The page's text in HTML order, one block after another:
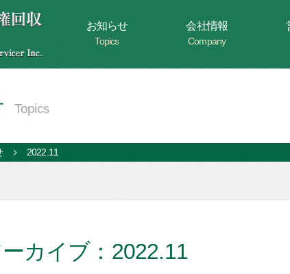
お知らせ
Topics
会社情報
Company
Topics
2022.11
カイブ：2022.11